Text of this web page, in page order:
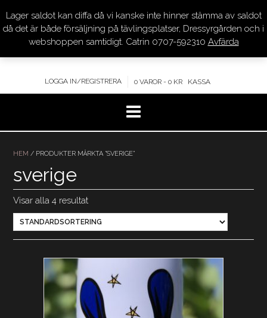
DRESSYR.COM
KVALITET – KOMPETENS – SERVICE
LOGGA IN/REGISTRERA 0 VAROR - 0 KR KASSA
HEM / PRODUKTER MÄRKTA ”SVERIGE”
sverige
Visar alla 4 resultat
Lager saldot kan diffa då vi kanske inte hinner stämma av saldot
då det är både försäljning på tävlingsplatser, Dressyrgården och i
webshoppen samtidigt. Catrin 0707-592310 Avfärda